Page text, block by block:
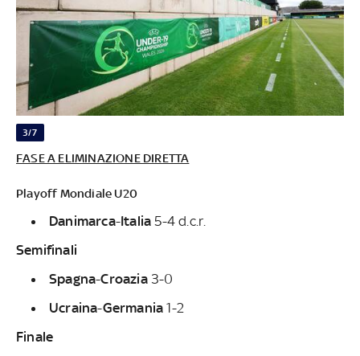
3/7
FASE A ELIMINAZIONE DIRETTA
Playoff Mondiale U20
Danimarca-Italia 5-4 d.c.r.
Semifinali
Spagna-Croazia3-0
Ucraina-Germania 1-2
Finale